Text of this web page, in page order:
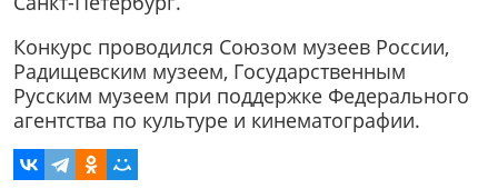
Конкурс проводился Союзом музеев России,
Радищевским музеем, Государственным
Русским музеем при поддержке Федерального
агентства по культуре и кинематографии.